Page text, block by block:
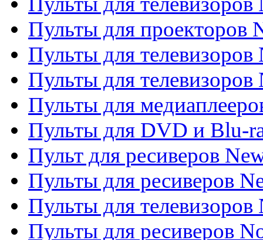
Пульты для проекторов
Пульты для телевизоров
Пульты для телевизоров
Пульты для
Пульты для DVD и Blu-
Пульт для ресиверов
Пульты для ресиверов
Пульты для телевизоров
Пульты для ресиверов